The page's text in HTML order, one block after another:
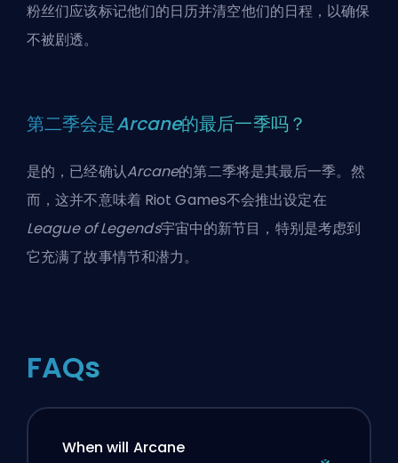
粉丝们应该标记他们的日历并清空他们的日程，以确保
不被剧透。
第二季会是Arcane的最后一季吗？
是的，已经确认Arcane的第二季将是其最后一季。然
而，这并不意味着 Riot Games不会推出设定在
League of Legends宇宙中的新节目，特别是考虑到
它充满了故事情节和潜力。
FAQs
When will Arcane